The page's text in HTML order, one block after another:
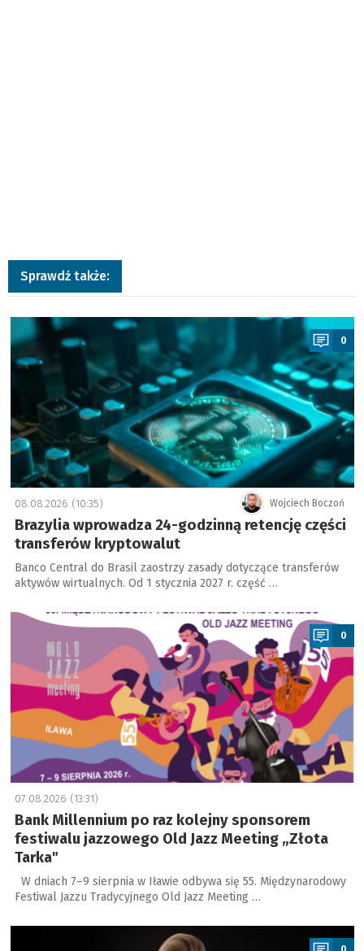
Sprawdź także:
a
0
Wojciech Boczoń
08.08.2026 (10:35)
Brazylia wprowadza 24-godzinną retencję części
transferów kryptowalut
Banco Central do Brasil zaostrzy zasady dotyczące transferów
aktywów wirtualnych. Od 1 stycznia 2027 r. część …
a
0
07.08.2026 (13:31)
Bank Millennium po raz kolejny sponsorem
festiwalu jazzowego Old Jazz Meeting „Złota
Tarka"
W dniach 7–9 sierpnia w Iławie odbywa się 55. Międzynarodowy
Festiwal Jazzu Tradycyjnego Old Jazz Meeting …
a